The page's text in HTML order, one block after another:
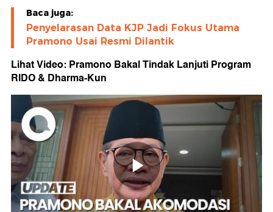
Baca juga:
Penyelarasan Data KJP Jadi Fokus Utama
Pramono Usai Resmi Dilantik
Lihat Video: Pramono Bakal Tindak Lanjuti Program
RIDO & Dharma-Kun